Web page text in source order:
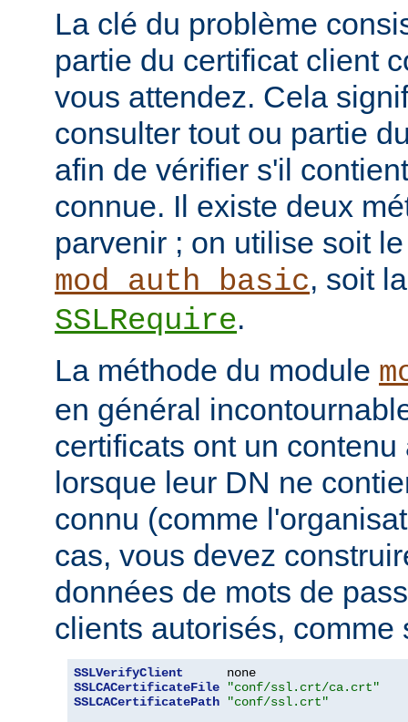
La clé du problème
partie du certificat client
vous attendez. Cela
consulter tout ou partie
afin de vérifier s'il
connue. Il existe deux
parvenir ; on utilise soit
mod_auth_basic, soit
SSLRequire.
La méthode du module
en général
certificats ont un contenu
lorsque leur DN ne
connu (comme
cas, vous devez
données de mots de
clients autorisés, comme
SSLVerifyClient
SSLCACertificateFile
"conf/ssl.crt/ca.crt"
SSLCACertificatePath
"conf/ssl.crt"